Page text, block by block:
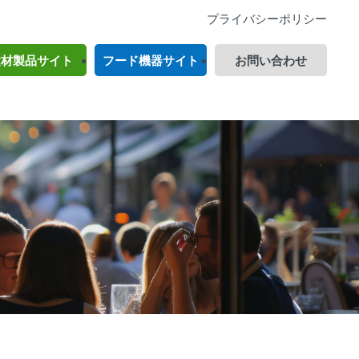
製品サイト フード機器サイト お問い合わせ
プライバシーポリシー